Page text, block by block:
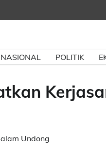
NASIONAL POLITIK
Undong